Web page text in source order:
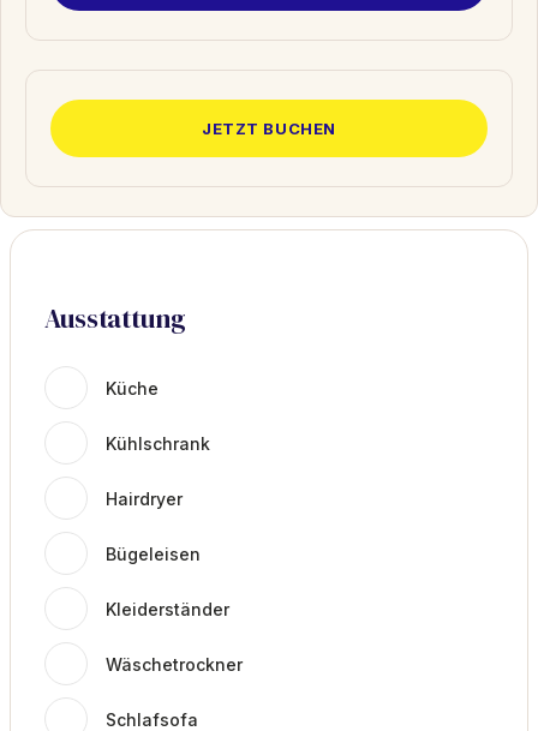
JETZT BUCHEN
Ausstattung
Küche
Kühlschrank
Hairdryer
Bügeleisen
Kleiderständer
Wäschetrockner
Schlafsofa